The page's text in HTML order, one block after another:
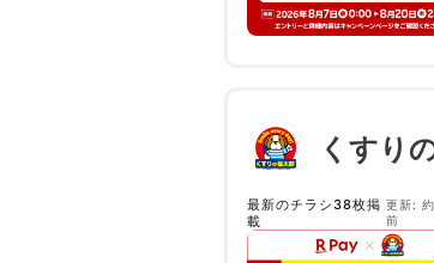
くすり
最新のチラシ38枚掲
載
更新:
前